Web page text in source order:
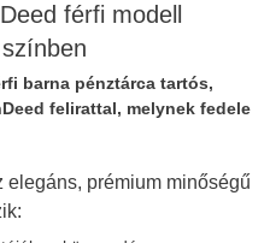
férfi modell
barna pénztárca tartós,
felirattal, melynek fedele
elegáns, prémium minőségű